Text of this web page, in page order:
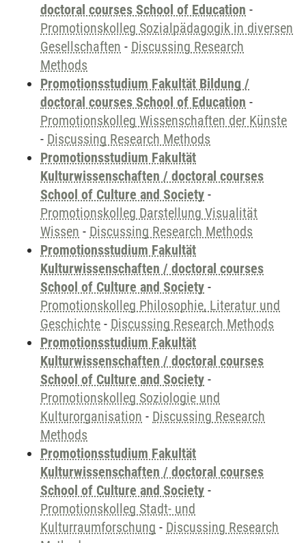
doctoral courses School of Education -
Promotionskolleg Sozialpädagogik in diversen
Gesellschaften - Discussing Research
Methods
Promotionsstudium Fakultät Bildung /
doctoral courses School of Education -
Promotionskolleg Wissenschaften der Künste
- Discussing Research Methods
Promotionsstudium Fakultät
Kulturwissenschaften / doctoral courses
School of Culture and Society -
Promotionskolleg Darstellung Visualität
Wissen - Discussing Research Methods
Promotionsstudium Fakultät
Kulturwissenschaften / doctoral courses
School of Culture and Society -
Promotionskolleg Philosophie, Literatur und
Geschichte - Discussing Research Methods
Promotionsstudium Fakultät
Kulturwissenschaften / doctoral courses
School of Culture and Society -
Promotionskolleg Soziologie und
Kulturorganisation - Discussing Research
Methods
Promotionsstudium Fakultät
Kulturwissenschaften / doctoral courses
School of Culture and Society -
Promotionskolleg Stadt- und
Kulturraumforschung - Discussing Research